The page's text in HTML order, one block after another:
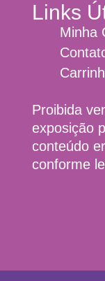
Links
Minha
Proibida
exposição
conteúdo
conforme